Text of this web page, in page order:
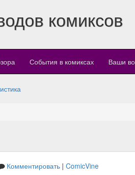
комиксов
События в комиксах Ваши
Комментировать| ComicVine